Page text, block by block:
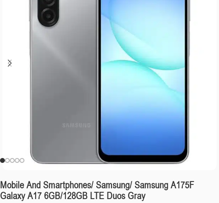
Mobile And Smartphones/ Samsung/ Samsung A175F
Galaxy A17 6GB/128GB LTE Duos Gray